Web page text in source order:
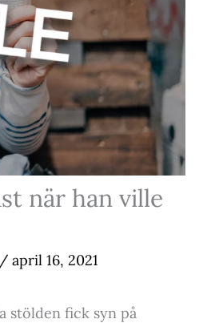
när han ville
/ april 16, 2021
stölden fick syn på